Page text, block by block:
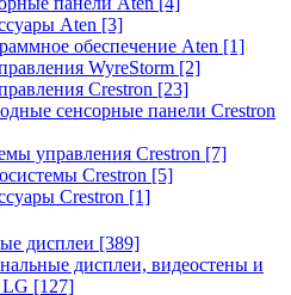
Aten [3]
обеспечение Aten [1]
WyreStorm [2]
Crestron [23]
сенсорные панели Crestron
управления Crestron [7]
Crestron [5]
Crestron [1]
дисплеи [389]
дисплеи, видеостены и
LG [127]